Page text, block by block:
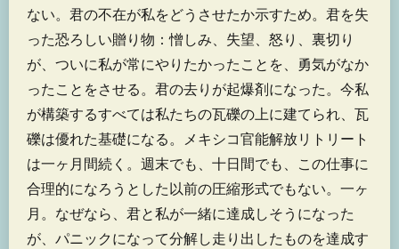
ない。君の不在が私をどうさせたか示すため。君を失
った恐ろしい贈り物：憎しみ、失望、怒り、裏切り
が、ついに私が常にやりたかったことを、勇気がなか
ったことをさせる。君の去りが起爆剤になった。今私
が構築するすべては私たちの瓦礫の上に建てられ、瓦
礫は優れた基礎になる。メキシコ官能解放リトリート
は一ヶ月間続く。週末でも、十日間でも、この仕事に
合理的になろうとした以前の圧縮形式でもない。一ヶ
月。なぜなら、君と私が一緒に達成しそうになった
が、パニックになって分解し走り出したものを達成す